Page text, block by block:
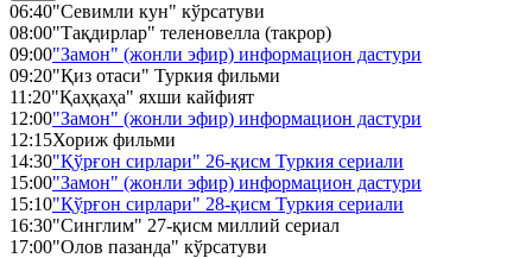
06:40"Севимли кун" кўрсатуви
08:00"Тақдирлар" теленовелла (такрор)
09:00"Замон" (жонли эфир) информацион дастури
09:20"Қиз отаси" Туркия фильми
11:20"Қаҳқаҳа" яхши кайфият
12:00"Замон" (жонли эфир) информацион дастури
12:15Хориж фильми
14:30"Қўрғон сирлари" 26-қисм Туркия сериали
15:00"Замон" (жонли эфир) информацион дастури
15:10"Қўрғон сирлари" 28-қисм Туркия сериали
16:30"Синглим" 27-қисм миллий сериал
17:00"Олов пазанда" кўрсатуви